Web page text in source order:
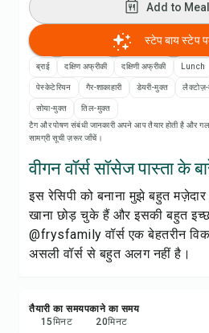
Add to
Add to
सेव करें
शेयर करें
Add to
स्टेप बाय स्टेप
ब्राई दक्षिण अफ्रीकी दक्षिणी अफ्रीकी Lunch
पेस्केटेरियन गैर-शाकाहारी डेयरी-मुक्त
सोया-मुक्त
तिल-मुक्त
टैग और पोषण संबंधी जानकारी अपने आप तैयार होती है और
सामग्री सूची ज़रूर जाँचें।
वीगन वॉर्स सॉसेज पास्ता के
इस रेसिपी को बनाना मुझे बहुत
खाना छोड़ चुके हैं और इसकी बहुत
@frysfamily वॉर्स एक बेहतरीन
असली वॉर्स से बहुत अलग नहीं है।
तैयारी का समय
15मिनट
पकाने का समय
20मिनट